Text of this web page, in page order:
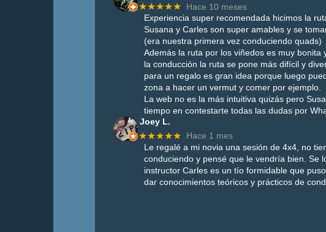
★★★★★
Hace 10 meses
Experiencia super recomendada hicimos la
Susana y Carles son super amables y se
(era nuestra primera vez conduciendo quads)
Además la ruta por los viñedos es muy bonita
la conducción la ruta se pone más difícil y
para un regalo es gran idea porque luego
zona a hacer un vermut y comer por ejemplo.
La web no es la más intuitiva quizás pero
tiempo en contestarte todas las dudas por
Joey L.
★★★★★
Hace 1 mes
Le regalé a mi novia una sesión de 4x4, no
conduciendo y pensé que le vendría bien. Se
instructor Carles es un tío formidable que
dar conocimientos teóricos y prácticos de